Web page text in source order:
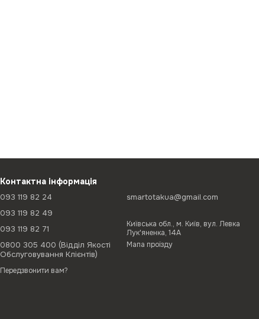
Контактна інформація
093 119 82 24
093 119 82 49
093 119 82 71
0800 305 400 (Відділ Якості
Обслуговування Клієнтів)
Передзвонити вам?
smartotakua@gmail.com
Київська обл., м. Київ, вул. Левка
Лук'яненка, 14А
Мапа проїзду